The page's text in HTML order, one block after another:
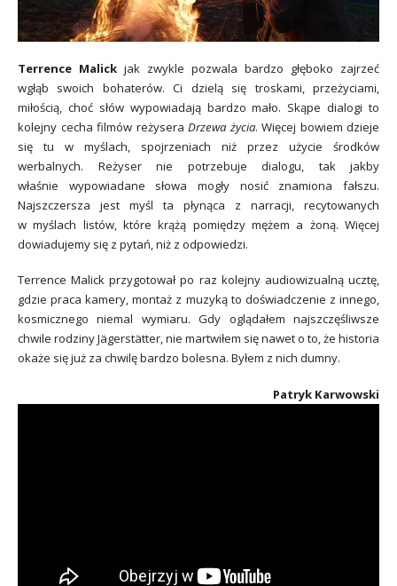
Terrence Malick jak zwykle pozwala bardzo głęboko zajrzeć
wgłąb swoich bohaterów. Ci dzielą się troskami, przeżyciami,
miłością, choć słów wypowiadają bardzo mało. Skąpe dialogi to
kolejny cecha filmów reżysera Drzewa życia. Więcej bowiem dzieje
się tu w myślach, spojrzeniach niż przez użycie środków
werbalnych. Reżyser nie potrzebuje dialogu, tak jakby
właśnie wypowiadane słowa mogły nosić znamiona fałszu.
Najszczersza jest myśl ta płynąca z narracji, recytowanych
w myślach listów, które krążą pomiędzy mężem a żoną. Więcej
dowiadujemy się z pytań, niż z odpowiedzi.
Terrence Malick przygotował po raz kolejny audiowizualną ucztę,
gdzie praca kamery, montaż z muzyką to doświadczenie z innego,
kosmicznego niemal wymiaru. Gdy oglądałem najszczęśliwsze
chwile rodziny Jägerstätter, nie martwiłem się nawet o to, że historia
okaże się już za chwilę bardzo bolesna. Byłem z nich dumny.
Patryk Karwowski